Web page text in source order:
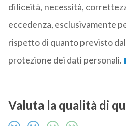
di liceità, necessità,
eccedenza, esclusivamente
rispetto di quanto previsto
protezione dei dati personali.
Valuta la qualità di